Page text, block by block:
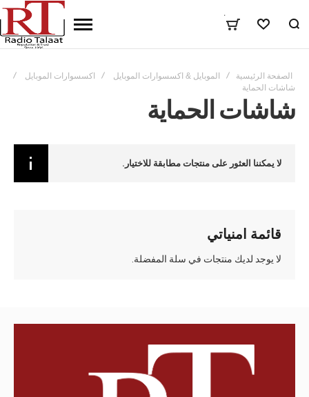
المفضلة
٠
الصفحة الرئيسية الموبايل & اكسسوارات الموبايل
اكسسوارات الموبايل
شاشات الحماية
شاشات الحماية
لا يمكننا العثور على منتجات مطابقة للاختيار.
قائمة امنياتي
لا يوجد لديك منتجات في سلة المفضلة.